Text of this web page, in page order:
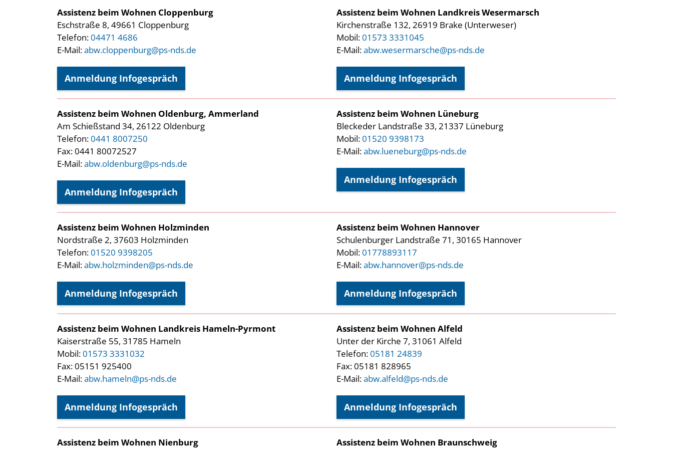
Assistenz beim Wohnen Cloppenburg
Eschstraße 8, 49661 Cloppenburg
Telefon:04471 4686
E-Mail:abw.cloppenburg@ps-nds.de
Anmeldung Infogespräch
Assistenz beim Wohnen Landkreis Wesermarsch
Kirchenstraße 132, 26919 Brake (Unterweser)
Mobil:01573 3331045
E-Mail:abw.wesermarsche@ps-nds.de
Anmeldung Infogespräch
Assistenz beim Wohnen Oldenburg, Ammerland
Am Schießstand 34, 26122 Oldenburg
Telefon:0441 8007250
Fax: 0441 80072527
E-Mail:abw.oldenburg@ps-nds.de
Anmeldung Infogespräch
Assistenz beim Wohnen Lüneburg
Bleckeder Landstraße 33, 21337 Lüneburg
Mobil:01520 9398173
E-Mail:abw.lueneburg@ps-nds.de
Anmeldung Infogespräch
Assistenz beim Wohnen Holzminden
Nordstraße 2, 37603 Holzminden
Telefon:01520 9398205
E-Mail:abw.holzminden@ps-nds.de
Anmeldung Infogespräch
Assistenz beim Wohnen Hannover
Schulenburger Landstraße 71, 30165 Hannover
Mobil:01778893117
E-Mail:abw.hannover@ps-nds.de
Anmeldung Infogespräch
Assistenz beim Wohnen Landkreis Hameln-Pyrmont
Kaiserstraße 55, 31785 Hameln
Mobil:01573 3331032
Fax: 05151 925400
E-Mail:abw.hameln@ps-nds.de
Anmeldung Infogespräch
Assistenz beim Wohnen Alfeld
Unter der Kirche 7, 31061 Alfeld
Telefon:05181 24839
Fax: 05181 828965
E-Mail:abw.alfeld@ps-nds.de
Anmeldung Infogespräch
Assistenz beim Wohnen Nienburg Assistenz beim Wohnen Braunschweig